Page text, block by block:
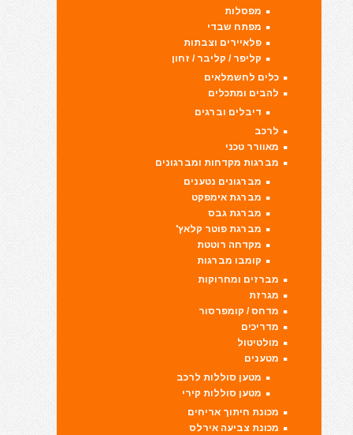
מפסלות
מפתח שבדי
פלאיירים וצבתות
קליפר / קליבר / זחון
כלים לחשמלאים
להבים ומתכלים
דיבלים וברגים
לרכב
מאוורר טכני
מברגות מקדחות ומברגונים
מברגונים נטענים
מברגת אימפקט
מברגת גבס
מברגת פוטר קלאץ'
מקדחה רוטטת
קומבו מברגות
מברזים ומחרוקות
מגרזת
מדחס / קומפרסור
מדריכים
מולטיטול
מטענים
מטען סוללות לרכב
מטען סוללות קירי
מכונת חיתוך אריחים
מכונת צביעה אירלס